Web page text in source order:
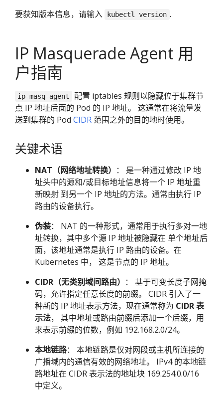
要获知版本信息，请输入
kubectl version .
IP Masquerade Agent 用
户指南
ip-masq-agent
配置 iptables 规则以隐藏位于集群节
点 IP 地址后面的 Pod 的 IP 地址。 这通常在将流量发
送到集群的 Pod CIDR 范围之外的目的地时使用。
关键术语
NAT（网络地址转换） ： 是一种通过修改 IP 地
址头中的源和/或目标地址信息将一个 IP 地址重
新映射 到另一个 IP 地址的方法。通常由执行 IP
路由的设备执行。
伪装： NAT 的一种形式，通常用于执行多对一地
址转换，其中多个源 IP 地址被隐藏在 单个地址后
面，该地址通常是执行 IP 路由的设备。在
Kubernetes 中， 这是节点的 IP 地址。
CIDR（无类别域间路由） ： 基于可变长度子网掩
码，允许指定任意长度的前缀。 CIDR 引入了一
种新的 IP 地址表示方法，现在通常称为 CIDR 表
示法， 其中地址或路由前缀后添加一个后缀，用
来表示前缀的位数，例如 192.168.2.0/24。
本地链路： 本地链路是仅对网段或主机所连接的
广播域内的通信有效的网络地址。 IPv4 的本地链
路地址在 CIDR 表示法的地址块 169.254.0.0/16
中定义。